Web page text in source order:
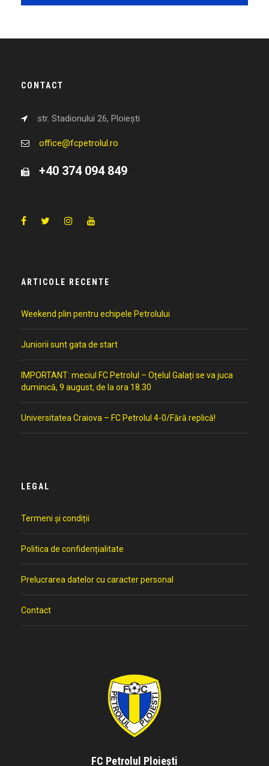
CONTACT
str. Stadionului 26, Ploiești
office@fcpetrolul.ro
+40 374 094 849
ARTICOLE RECENTE
Weekend plin pentru echipele Petrolului
Juniorii sunt gata de start
IMPORTANT: meciul FC Petrolul – Oțelul Galați se va juca
duminică, 9 august, de la ora 18.30
Universitatea Craiova – FC Petrolul 4-0/Fără replică!
LEGAL
Termeni și condiții
Politica de confidențialitate
Prelucrarea datelor cu caracter personal
Contact
FC Petrolul Ploiești